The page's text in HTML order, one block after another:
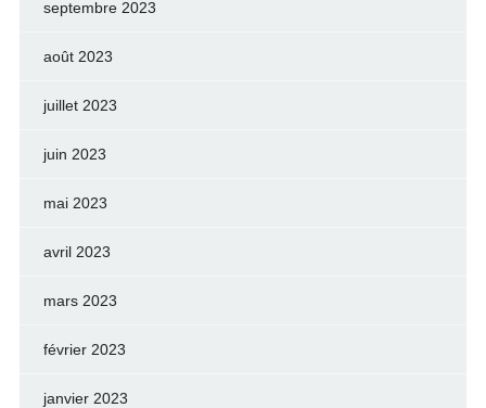
septembre 2023
août 2023
juillet 2023
juin 2023
mai 2023
avril 2023
mars 2023
février 2023
janvier 2023